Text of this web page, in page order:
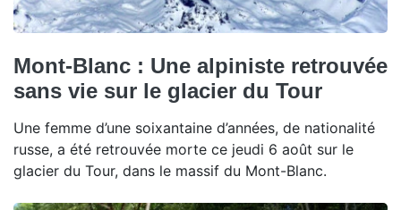
Mont-Blanc : Une alpiniste retrouvée
sans vie sur le glacier du Tour
Une femme d’une soixantaine d’années, de nationalité
russe, a été retrouvée morte ce jeudi 6 août sur le
glacier du Tour, dans le massif du Mont-Blanc.